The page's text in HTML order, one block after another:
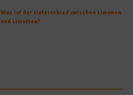
Was ist der Unterschied zwischen Limonen
und Limetten?